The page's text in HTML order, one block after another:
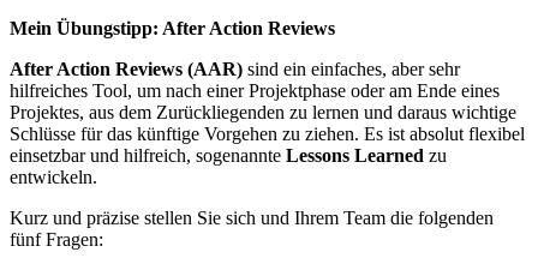
Mein Übungstipp: After Action Reviews
After Action Reviews (AAR) sind ein einfaches, aber sehr
hilfreiches Tool, um nach einer Projektphase oder am Ende eines
Projektes, aus dem Zurückliegenden zu lernen und daraus wichtige
Schlüsse für das künftige Vorgehen zu ziehen. Es ist absolut flexibel
einsetzbar und hilfreich, sogenannte Lessons Learned zu
entwickeln.
Kurz und präzise stellen Sie sich und Ihrem Team die folgenden
fünf Fragen: